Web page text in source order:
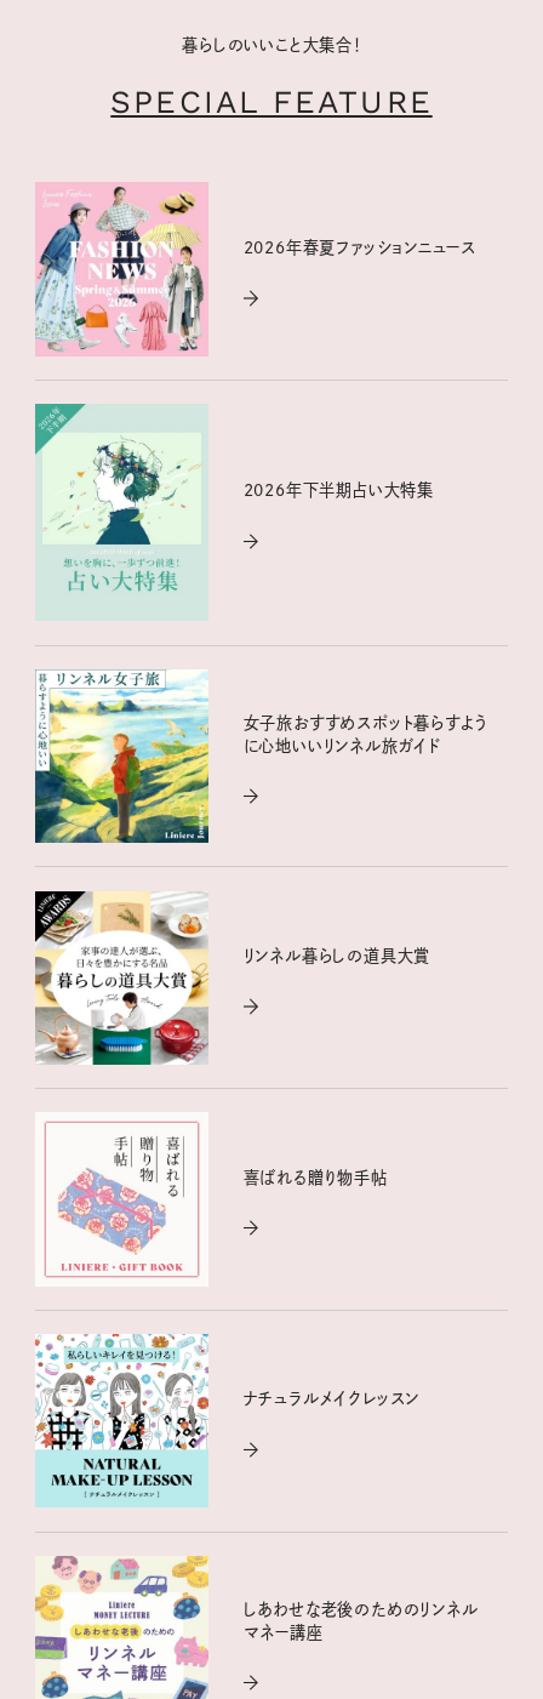
暮らしのいいこと大集合！
SPECIAL FEATURE
2026年春夏ファッションニュース
2026年下半期占い大特集
女子旅おすすめスポット暮らすよう
に心地いいリンネル旅ガイド
リンネル暮らしの道具大賞
喜ばれる贈り物手帖
ナチュラルメイクレッスン
しあわせな老後のためのリンネル
マネー講座